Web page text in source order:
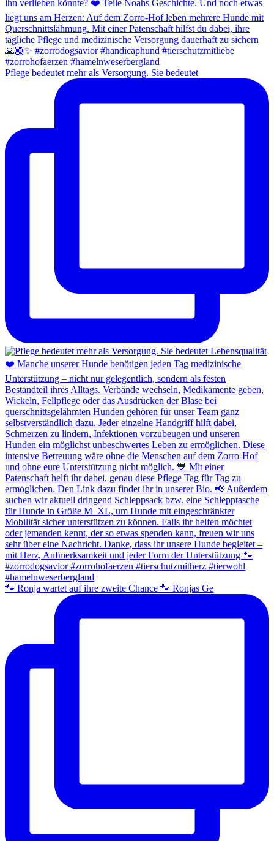
Pflege bedeutet mehr als Versorgung. Sie bedeutet
🐾 Ronja wartet auf ihre zweite Chance 🐾 Ronjas Ge